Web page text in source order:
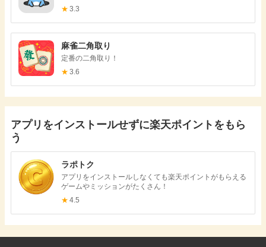
★ 3.3
麻雀二角取り
定番の二角取り！
★ 3.6
アプリをインストールせずに楽天ポイントをもら
う
ラポトク
アプリをインストールしなくても楽天ポイントがもらえる
ゲームやミッションがたくさん！
★ 4.5